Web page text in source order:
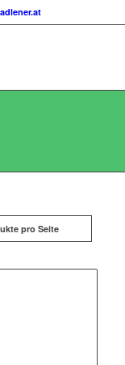
pro Seite